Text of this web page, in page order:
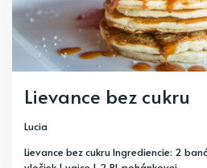
Lievance bez cukru
Lucia
Lievance bez cukru Ingrediencie: 2